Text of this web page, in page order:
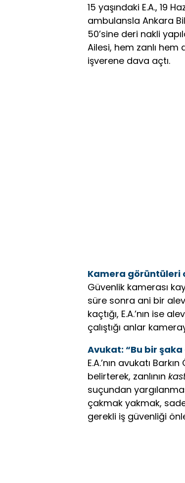
15 yaşındaki E.A., 19
ambulansla Ankara
50’sine deri nakli
Ailesi, hem zanlı hem
işverene dava açtı.
Kamera görüntüleri
Güvenlik kamerası
süre sonra ani bir alev
kaçtığı, E.A.’nın ise
çalıştığı anlar
Avukat: “Bu bir
E.A.’nın avukatı
belirterek, zanlının
suçundan
çakmak yakmak,
gerekli iş güvenliği